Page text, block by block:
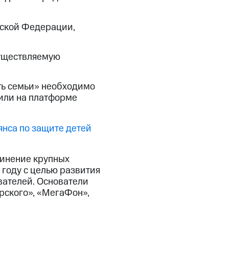
Федерации,
семьи» необходимо
на платформе
по защите детей
крупных
с целью развития
Основатели
«МегаФон»,